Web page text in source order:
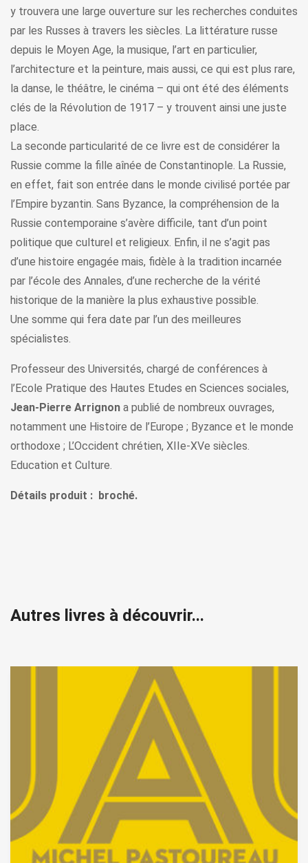
y trouvera une large ouverture sur les recherches conduites
par les Russes à travers les siècles. La littérature russe
depuis le Moyen Age, la musique, l’art en particulier,
l’architecture et la peinture, mais aussi, ce qui est plus rare,
la danse, le théâtre, le cinéma – qui ont été des éléments
clés de la Révolution de 1917 – y trouvent ainsi une juste
place.
La seconde particularité de ce livre est de considérer la
Russie comme la fille aînée de Constantinople. La Russie,
en effet, fait son entrée dans le monde civilisé portée par
l’Empire byzantin. Sans Byzance, la compréhension de la
Russie contemporaine s’avère difficile, tant d’un point
politique que culturel et religieux. Enfin, il ne s’agit pas
d’une histoire engagée mais, fidèle à la tradition incarnée
par l’école des Annales, d’une recherche de la vérité
historique de la manière la plus exhaustive possible.
Une somme qui fera date par l’un des meilleures
spécialistes.
Professeur des Universités, chargé de conférences à
l’Ecole Pratique des Hautes Etudes en Sciences sociales,
Jean-Pierre Arrignon a publié de nombreux ouvrages,
notamment une Histoire de l’Europe ; Byzance et le monde
orthodoxe ; L’Occident chrétien, XIIe-XVe siècles.
Education et Culture.
Détails produit : broché.
Autres livres à découvrir...